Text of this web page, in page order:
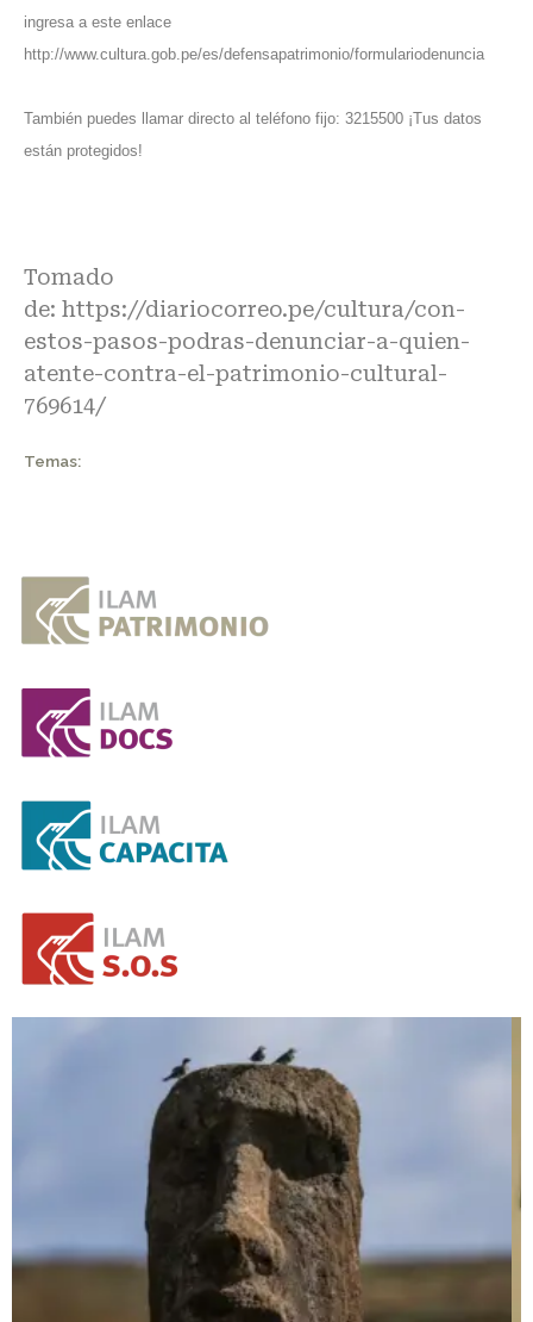
ingresa a este enlace
http://www.cultura.gob.pe/es/defensapatrimonio/formulariodenuncia
También puedes llamar directo al teléfono fijo: 3215500 ¡Tus datos
están protegidos!
Tomado
de: https://diariocorreo.pe/cultura/con-
estos-pasos-podras-denunciar-a-quien-
atente-contra-el-patrimonio-cultural-
769614/
Temas: